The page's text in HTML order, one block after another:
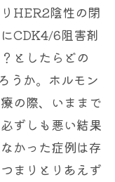
HER2陰性の閉
CDK4/6阻害剤
としたらどの
うか。ホルモン
の際、いままで
ずしも悪い結果
かった症例は存
まりとりあえず